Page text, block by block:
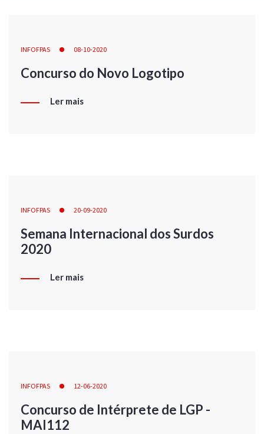
INFOFPAS 08-10-2020
Concurso do Novo Logotipo
Ler mais
INFOFPAS 20-09-2020
Semana Internacional dos Surdos
2020
Ler mais
INFOFPAS 12-06-2020
Concurso de Intérprete de LGP -
MAI112